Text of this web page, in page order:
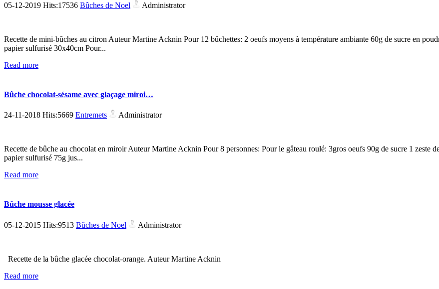
05-12-2019 Hits:17536 Bûches de Noel Administrator
Recette de mini-bûches au citron Auteur Martine Acknin Pour 12 bûchettes: 2 oeufs moyens à température ambiante 60g de sucre en
papier sulfurisé 30x40cm Pour...
Read more
Bûche chocolat-sésame avec glaçage miroi…
24-11-2018 Hits:5669 Entremets Administrator
Recette de bûche au chocolat en miroir Auteur Martine Acknin Pour 8 personnes: Pour le gâteau roulé: 3gros oeufs 90g de sucre 1 zeste
papier sulfurisé 75g jus...
Read more
Bûche mousse glacée
05-12-2015 Hits:9513 Bûches de Noel Administrator
Recette de la bûche glacée chocolat-orange. Auteur Martine Acknin
Read more